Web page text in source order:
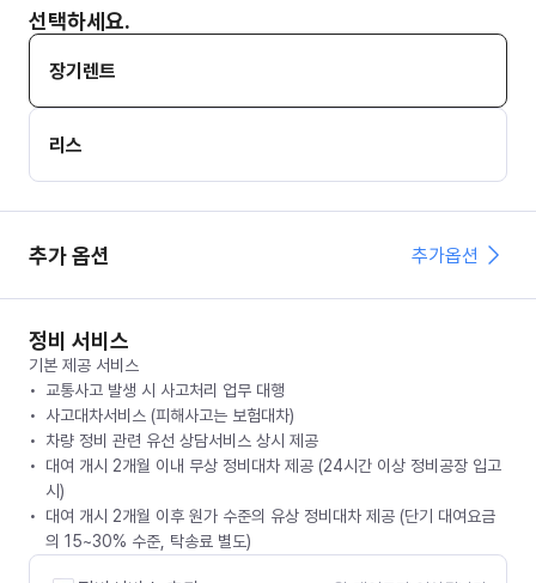
선택하세요.
장기렌트
리스
추가 옵션 추가옵션
정비 서비스
기본 제공 서비스
교통사고 발생 시 사고처리 업무 대행
사고대차서비스 (피해사고는 보험대차)
차량 정비 관련 유선 상담서비스 상시 제공
대여 개시 2개월 이내 무상 정비대차 제공 (24시간 이상 정비공장 입고
시)
대여 개시 2개월 이후 원가 수준의 유상 정비대차 제공 (단기 대여요금
의 15~30% 수준, 탁송료 별도)